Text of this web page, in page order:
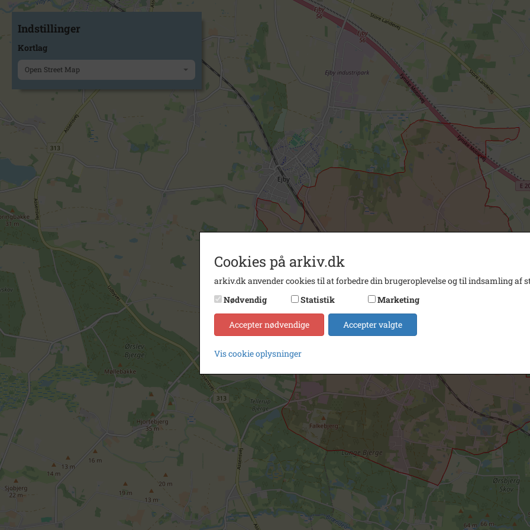
Indstillinger
Kortlag
Open Street Map
Cookies på arkiv.dk
arkiv.dk anvender cookies til at forbedre din brugeroplevelse og til indsamling af
Nødvendig
Statistik Marketing
Accepter nødvendige Accepter valgte
Vis cookie oplysninger